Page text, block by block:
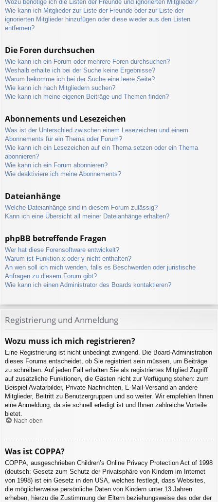
Wozu benötige ich die Listen der Freunde und ignorierten Mitglieder?
Wie kann ich Mitglieder zur Liste der Freunde oder zur Liste der
ignorierten Mitglieder hinzufügen oder diese wieder aus den Listen
entfernen?
Die Foren durchsuchen
Wie kann ich ein Forum oder mehrere Foren durchsuchen?
Weshalb erhalte ich bei der Suche keine Ergebnisse?
Warum bekomme ich bei der Suche eine leere Seite?
Wie kann ich nach Mitgliedern suchen?
Wie kann ich meine eigenen Beiträge und Themen finden?
Abonnements und Lesezeichen
Was ist der Unterschied zwischen einem Lesezeichen und einem
Abonnements für ein Thema oder Forum?
Wie kann ich ein Lesezeichen auf ein Thema setzen oder ein Thema
abonnieren?
Wie kann ich ein Forum abonnieren?
Wie deaktiviere ich meine Abonnements?
Dateianhänge
Welche Dateianhänge sind in diesem Forum zulässig?
Kann ich eine Übersicht all meiner Dateianhänge erhalten?
phpBB betreffende Fragen
Wer hat diese Forensoftware entwickelt?
Warum ist Funktion x oder y nicht enthalten?
An wen soll ich mich wenden, falls es Beschwerden oder juristische
Anfragen zu diesem Forum gibt?
Wie kann ich einen Administrator des Boards kontaktieren?
Registrierung und Anmeldung
Wozu muss ich mich registrieren?
Eine Registrierung ist nicht unbedingt zwingend. Die Board-Administration
dieses Forums entscheidet, ob Sie registriert sein müssen, um Beiträge
zu schreiben. Auf jeden Fall erhalten Sie als registriertes Mitglied Zugriff
auf zusätzliche Funktionen, die Gästen nicht zur Verfügung stehen: zum
Beispiel Avatarbilder, Private Nachrichten, E-Mail-Versand an andere
Mitglieder, Beitritt zu Benutzergruppen und so weiter. Wir empfehlen Ihnen
eine Anmeldung, da sie schnell erledigt ist und Ihnen zahlreiche Vorteile
bietet.
Nach oben
Was ist COPPA?
COPPA, ausgeschrieben Children’s Online Privacy Protection Act of 1998
(deutsch: Gesetz zum Schutz der Privatsphäre von Kindern im Internet
von 1998) ist ein Gesetz in den USA, welches festlegt, dass Websites,
die möglicherweise persönliche Daten von Kindern unter 13 Jahren
erheben, hierzu die Zustimmung der Eltern beziehungsweise des oder der